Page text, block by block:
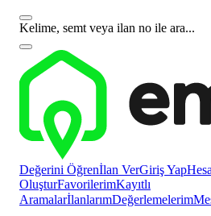
Kelime, semt veya ilan no ile ara...
Değerini Öğrenİlan VerGiriş Yap
OluşturFavorilerimKayıtlı
AramalarİlanlarımDeğerlemelerim